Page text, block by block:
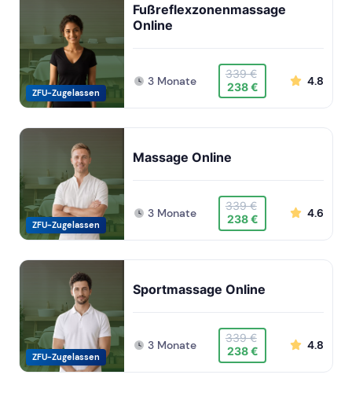
ZFU-Zugelassen
Fußreflexzonenmassage
Online
3 Monate
339 €
238 €
4.8
ZFU-Zugelassen
Massage Online
3 Monate
339 €
238 €
4.6
ZFU-Zugelassen
Sportmassage Online
3 Monate
339 €
238 €
4.8